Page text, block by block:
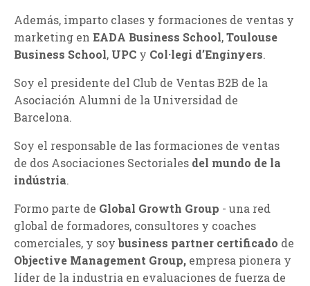
Además, imparto clases y formaciones de ventas y
marketing en EADA Business School,Toulouse
Business School, UPC y Col·legi d’Enginyers.
Soy el presidente del Club de Ventas B2B de la
Asociación Alumni de la Universidad de
Barcelona.
Soy el responsable de las formaciones de ventas
de dos Asociaciones Sectoriales del mundo de la
indústria.
Formo parte de Global Growth Group - una red
global de formadores, consultores y coaches
comerciales, y soybusiness partner certificado de
Objective Management Group, empresa pionera y
líder de la industria en evaluaciones de fuerza de